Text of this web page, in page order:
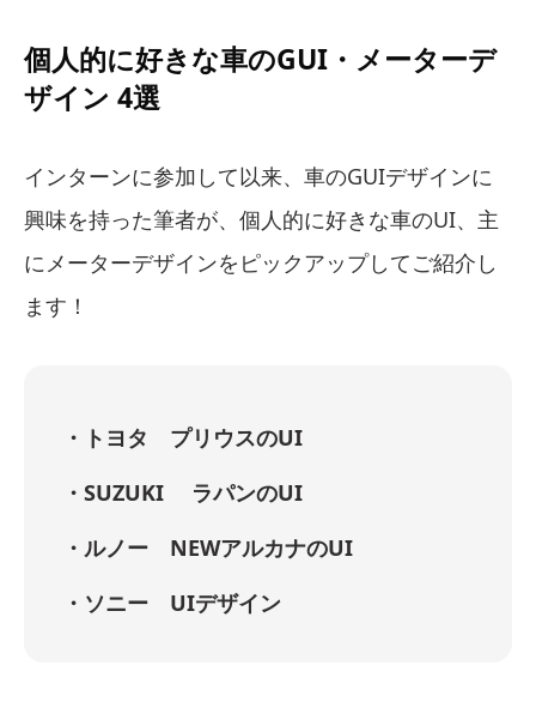
個人的に好きな車のGUI・メーターデ
ザイン 4選
インターンに参加して以来、車のGUIデザインに
興味を持った筆者が、個人的に好きな車のUI、主
にメーターデザインをピックアップしてご紹介し
ます！
・トヨタ プリウスのUI
・SUZUKI ラパンのUI
・ルノー NEWアルカナのUI
・ソニー UIデザイン